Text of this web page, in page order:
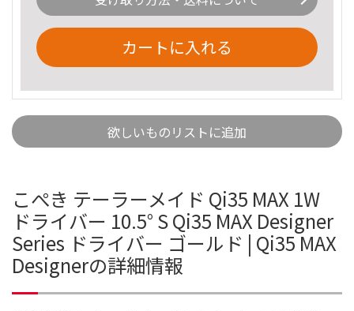
カートに入れる
欲しいものリストに追加
こぺき テーラーメイド Qi35 MAX 1W
ドライバー 10.5° S Qi35 MAX Designer
Series ドライバー ゴールド | Qi35 MAX
Designerの詳細情報